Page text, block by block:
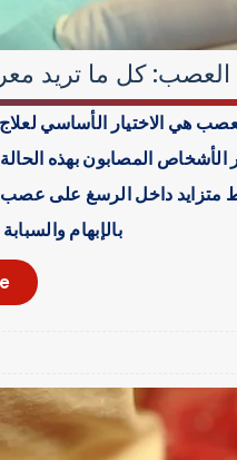
كل ما تريد
هي الاختيار الأساسي
المصابون بهذه
متزايد داخل الرسغ على
بالإبهام